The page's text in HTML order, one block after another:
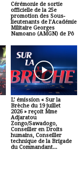
Cérémonie de sortie
officielle de la 25e
promotion des Sous-
lieutenants de l’Académie
Militaire Georges
Namoano (AMGN) de Pô
L’ émission « Sur la
Brèche du 19 juillet
2026 » reçoit Mme
Adjaratou
Zongo/Sawadogo,
Conseiller en Droits
humains, Conseiller
technique de la Brigade
du Commandant...